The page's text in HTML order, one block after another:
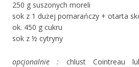
250 g suszonych moreli
sok z 1 dużej pomarańczy + otarta
ok. 450 g cukru
sok z ½ cytryny
opcjonalnie : chlust Cointreau